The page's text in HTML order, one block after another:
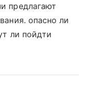
предлагают
опасно ли
ли пойдти